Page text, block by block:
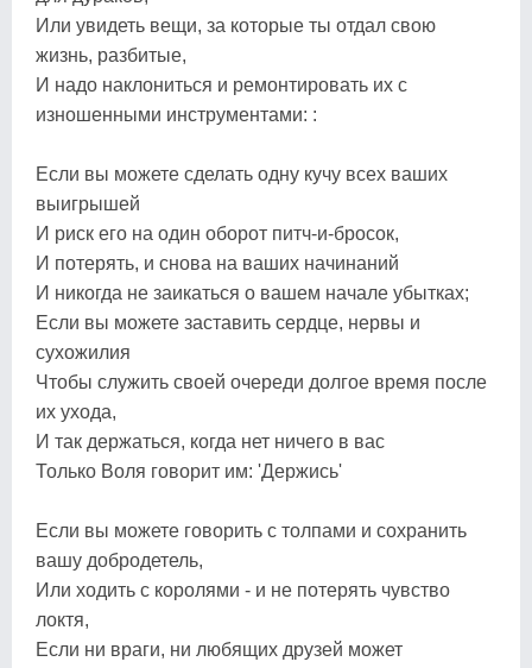
Или увидеть вещи, за которые ты отдал свою
жизнь, разбитые,
И надо наклониться и ремонтировать их с
изношенными инструментами: :
Если вы можете сделать одну кучу всех ваших
выигрышей
И риск его на один оборот питч-и-бросок,
И потерять, и снова на ваших начинаний
И никогда не заикаться о вашем начале убытках;
Если вы можете заставить сердце, нервы и
сухожилия
Чтобы служить своей очереди долгое время после
их ухода,
И так держаться, когда нет ничего в вас
Только Воля говорит им: 'Держись'
Если вы можете говорить с толпами и сохранить
вашу добродетель,
Или ходить с королями - и не потерять чувство
локтя,
Если ни враги, ни любящих друзей может